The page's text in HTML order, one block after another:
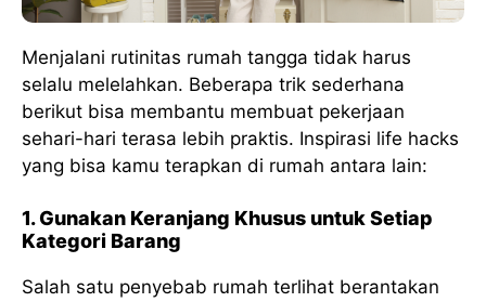
Menjalani rutinitas rumah tangga tidak harus
selalu melelahkan. Beberapa trik sederhana
berikut bisa membantu membuat pekerjaan
sehari-hari terasa lebih praktis. Inspirasi life hacks
yang bisa kamu terapkan di rumah antara lain:
1. Gunakan Keranjang Khusus untuk Setiap
Kategori Barang
Salah satu penyebab rumah terlihat berantakan